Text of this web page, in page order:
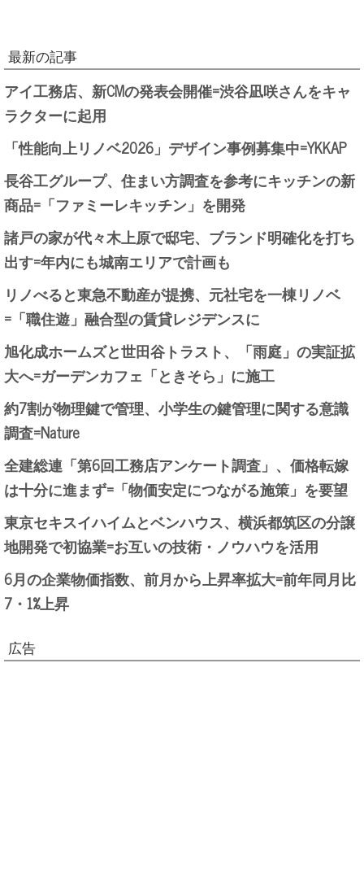
最新の記事
アイ工務店、新CMの発表会開催=渋谷凪咲さんをキャ
ラクターに起用
「性能向上リノベ2026」デザイン事例募集中=YKKAP
長谷工グループ、住まい方調査を参考にキッチンの新
商品=「ファミーレキッチン」を開発
諸戸の家が代々木上原で邸宅、ブランド明確化を打ち
出す=年内にも城南エリアで計画も
リノべると東急不動産が提携、元社宅を一棟リノベ
=「職住遊」融合型の賃貸レジデンスに
旭化成ホームズと世田谷トラスト、「雨庭」の実証拡
大へ=ガーデンカフェ「ときそら」に施工
約7割が物理鍵で管理、小学生の鍵管理に関する意識
調査=Nature
全建総連「第6回工務店アンケート調査」、価格転嫁
は十分に進まず=「物価安定につながる施策」を要望
東京セキスイハイムとベンハウス、横浜都筑区の分譲
地開発で初協業=お互いの技術・ノウハウを活用
6月の企業物価指数、前月から上昇率拡大=前年同月比
7・1%上昇
広告